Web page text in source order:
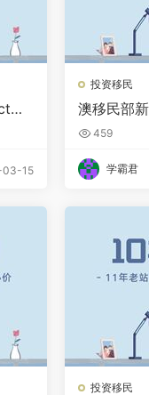
R
03-15
投资移民
澳移民部
时间延长至
459
学霸君
投资移民